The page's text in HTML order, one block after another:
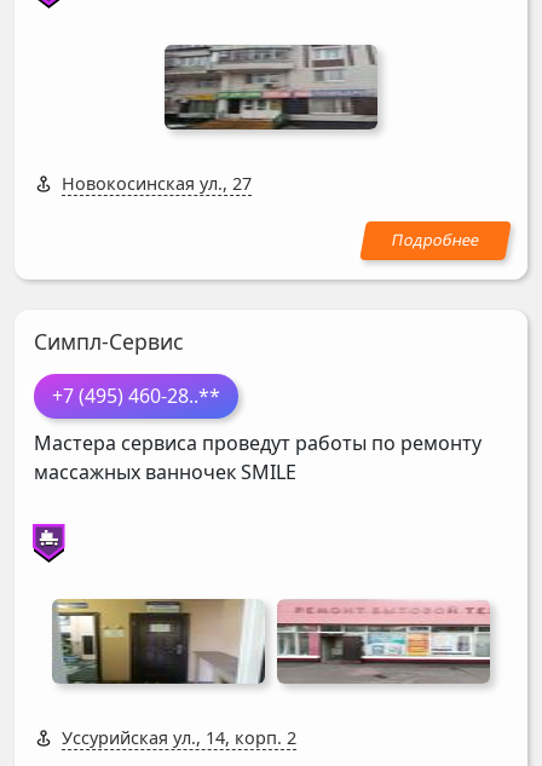
Новокосинская ул., 27
Симпл-Сервис
+7 (495) 460-28..**
Мастера сервиса проведут работы по ремонту
массажных ванночекSMILE
Уссурийская ул., 14, корп. 2